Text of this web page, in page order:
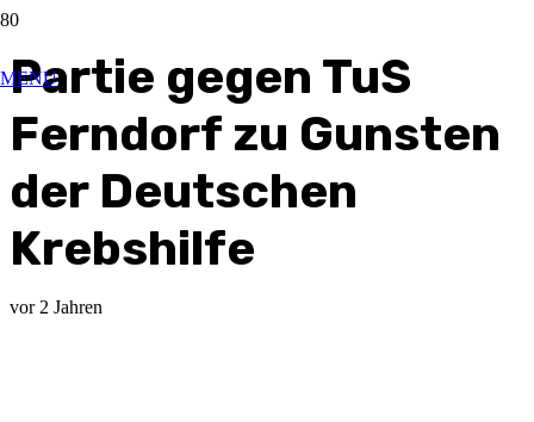
MENU
Partie gegen TuS
Ferndorf zu Gunsten
der Deutschen
Krebshilfe
vor 2 Jahren